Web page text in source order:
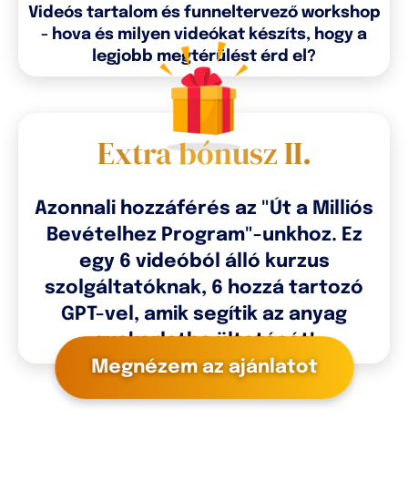
Videós tartalom és funneltervező workshop
- hova és milyen videókat készíts, hogy a
legjobb megtérülést érd el?
Extra bónusz II.
Azonnali hozzáférés az "Út a Milliós
Bevételhez Program"-unkhoz. Ez
egy 6 videóból álló kurzus
szolgáltatóknak, 6 hozzá tartozó
GPT-vel, amik segítik az anyag
gyakorlatba ültetését!
Megnézem az ajánlatot